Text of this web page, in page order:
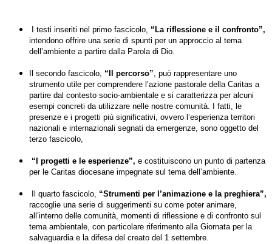
I testi inseriti nel primo fascicolo, “La riflessione e il confronto”,
intendono offrire una serie di spunti per un approccio al tema
dell’ambiente a partire dalla Parola di Dio.
Il secondo fascicolo, “Il percorso” , può rappresentare uno
strumento utile per comprendere l’azione pastorale della Caritas a
partire dal contesto socio-ambientale e si caratterizza per alcuni
esempi concreti da utilizzare nelle nostre comunità. I fatti, le
presenze e i progetti più significativi, ovvero l’esperienza territori
nazionali e internazionali segnati da emergenze, sono oggetto del
terzo fascicolo,
“I progetti e le esperienze”, e costituiscono un punto di partenza
per le Caritas diocesane impegnate sul tema dell’ambiente.
Il quarto fascicolo, “Strumenti per l’animazione e la preghiera”,
raccoglie una serie di suggerimenti su come poter animare,
all’interno delle comunità, momenti di riflessione e di confronto sul
tema ambientale, con particolare riferimento alla Giornata per la
salvaguardia e la difesa del creato del 1 settembre.